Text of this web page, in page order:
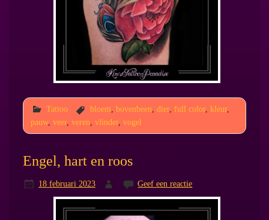
Tattoo bloem bovenbeen dier, full color, kleur,
pauw, veer, veren, vlinder, vogel
Engel, hart en roos
18 februari 2023 Geef een reactie